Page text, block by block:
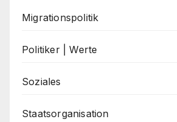
Migrationspolitik
Politiker | Werte
Soziales
Staatsorganisation